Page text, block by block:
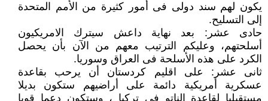
يكون لهم سند دولى فى أمور كثيرة من الأمم المتحدة
إلى التسليح.
حادى عشر: بعد نهاية داعش سيترك الامريكيون
أسلحتهم، وعليكم الترتيب معهم من الآن بأن يحصل
الكرد على هذه الأسلحة فى العراق وسوريا.
ثانى عشر: على اقليم كردستان أن يرحب بقاعدة
عسكرية أمريكية دائمة على أراضيهم ستكون بديلا
مستقبليا لقاعدة الناتو فى تركيا ، وستكون دعما قويا